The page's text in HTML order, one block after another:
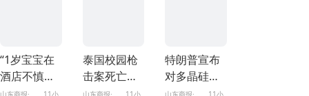
“1岁宝宝在
酒店不慎打
碎面巾纸盒
山东商报·
11小
泰国校园枪
击案死亡人
数升至7人，
山东商报·
11小
特朗普宣布
对多晶硅及
其衍生产品
山东商报·
11小